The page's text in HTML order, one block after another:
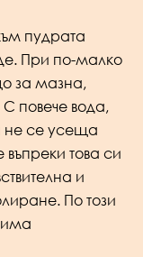
пудрата
При по-малко
за мазна,
повече вода,
не се усеща
това си
и
По този
има